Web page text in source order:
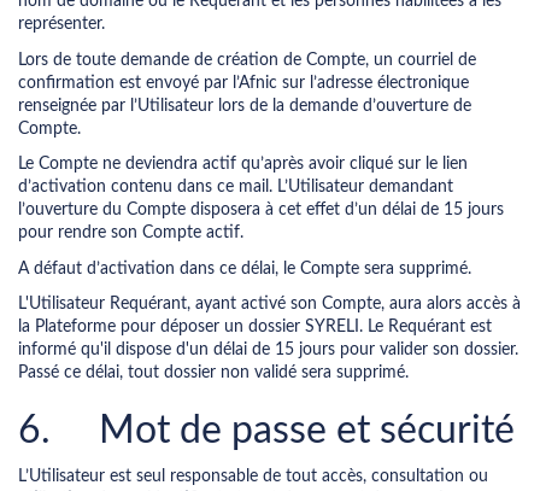
représenter.
Lors de toute demande de création de Compte, un courriel de
confirmation est envoyé par l’Afnic sur l’adresse électronique
renseignée par l’Utilisateur lors de la demande d’ouverture de
Compte.
Le Compte ne deviendra actif qu’après avoir cliqué sur le lien
d’activation contenu dans ce mail. L’Utilisateur demandant
l’ouverture du Compte disposera à cet effet d’un délai de 15 jours
pour rendre son Compte actif.
A défaut d’activation dans ce délai, le Compte sera supprimé.
L'Utilisateur Requérant, ayant activé son Compte, aura alors accès à
la Plateforme pour déposer un dossier SYRELI. Le Requérant est
informé qu'il dispose d'un délai de 15 jours pour valider son dossier.
Passé ce délai, tout dossier non validé sera supprimé.
6. Mot de passe et sécurité
L’Utilisateur est seul responsable de tout accès, consultation ou